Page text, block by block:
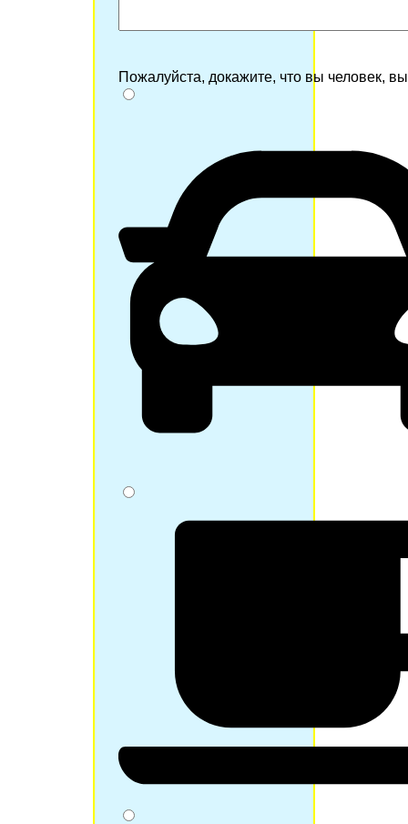
Пожалуйста, докажите, что вы человек,